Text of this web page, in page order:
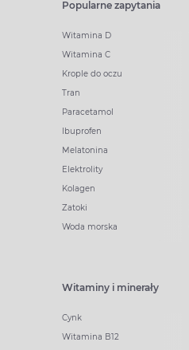
Popularne zapytania
Witamina D
Witamina C
Krople do oczu
Tran
Paracetamol
Ibuprofen
Melatonina
Elektrolity
Kolagen
Zatoki
Woda morska
Witaminy i minerały
Cynk
Witamina B12